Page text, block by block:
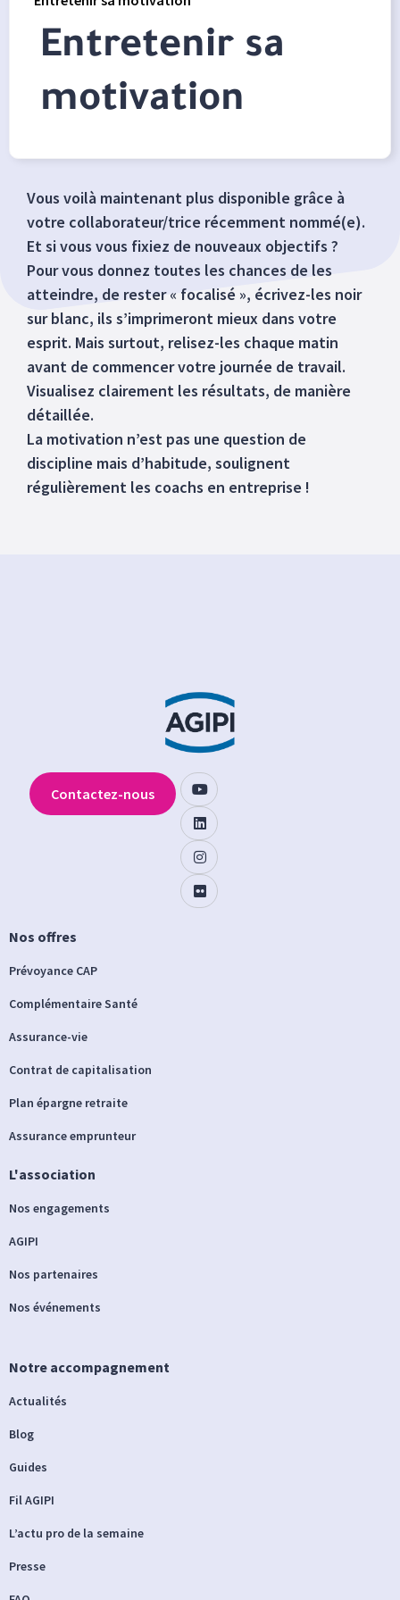
Entretenir sa
motivation
Vous voilà maintenant plus disponible grâce à
votre collaborateur/trice récemment nommé(e).
Et si vous vous fixiez de nouveaux objectifs ?
Pour vous donnez toutes les chances de les
atteindre, de rester « focalisé », écrivez-les noir
sur blanc, ils s’imprimeront mieux dans votre
esprit. Mais surtout, relisez-les chaque matin
avant de commencer votre journée de travail.
Visualisez clairement les résultats, de manière
détaillée.
La motivation n’est pas une question de
discipline mais d’habitude, soulignent
régulièrement les coachs en entreprise !
Nos offres
Prévoyance CAP
Complémentaire Santé
Assurance-vie
Contrat de capitalisation
Plan épargne retraite
Assurance emprunteur
L'association
Nos engagements
AGIPI
Nos partenaires
Nos événements
Notre accompagnement
Actualités
Blog
Guides
Fil AGIPI
L’actu pro de la semaine
Presse
Contactez-nous